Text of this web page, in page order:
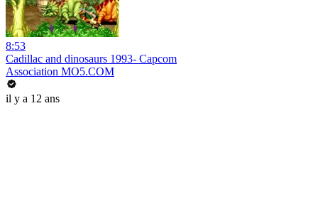
8:53
Cadillac and dinosaurs 1993- Capcom
Association MO5.COM
il y a 12 ans